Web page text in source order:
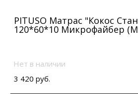
PITUSO Матрас "Кокос
120*60*10 Микрофайбер
Нет в наличии
3 420 руб.